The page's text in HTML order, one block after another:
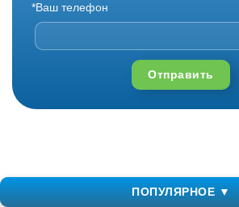
*Ваш телефон
Отправить
ПОПУЛЯРНОЕ ▼